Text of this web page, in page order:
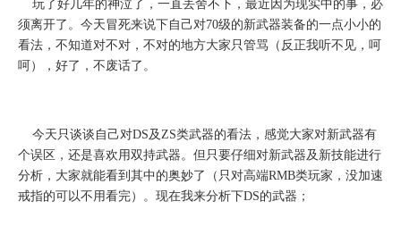
玩了好几年的神泣了，一直丢舍不下，最近因为现实中的事，必
须离开了。今天冒死来说下自己对70级的新武器装备的一点小小的
看法，不知道对不对，不对的地方大家只管骂（反正我听不见，呵
呵），好了，不废话了。
今天只谈谈自己对DS及ZS类武器的看法，感觉大家对新武器有
个误区，还是喜欢用双持武器。但只要仔细对新武器及新技能进行
分析，大家就能看到其中的奥妙了（只对高端RMB类玩家，没加速
戒指的可以不用看完）。现在我来分析下DS的武器；